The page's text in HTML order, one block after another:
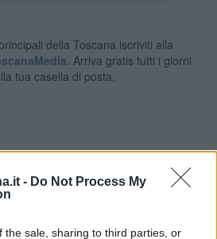
- Do Not Process My
the sale, sharing to third parties, or
della Toscana iscriviti alla
Arriva gratis tutti i giorni
tua casella di posta.